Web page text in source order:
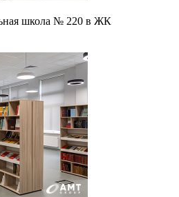
школа № 220 в ЖК